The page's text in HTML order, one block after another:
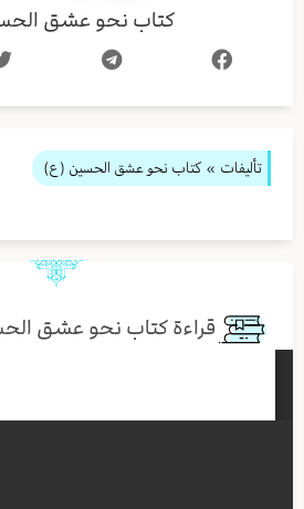
كتاب نحو عشق
تأليفات » كتاب نحو عشق الحسين (ع)
قراءة كتاب نحو عشق